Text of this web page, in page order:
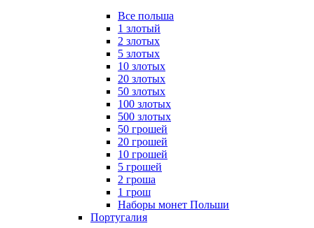
Все польша
1 злотый
2 злотых
5 злотых
10 злотых
20 злотых
50 злотых
100 злотых
500 злотых
50 грошей
20 грошей
10 грошей
5 грошей
2 гроша
1 грош
Наборы монет Польши
Португалия